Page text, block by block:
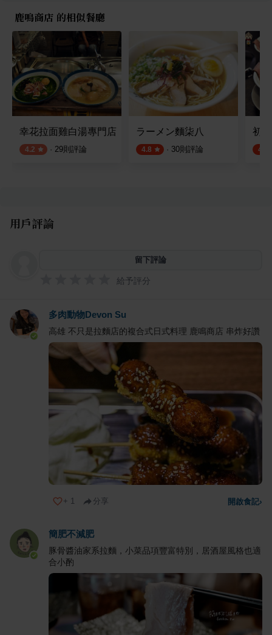
鹿鳴商店 的相似餐廳
幸花拉面雞白湯專門店
4.2 · 29則評論
ラーメン麵柒八
4.8 · 30則評論
初
4.8
用戶評論
留下評論
給予評分
多肉動物Devon Su
高雄 不只是拉麵店的複合式日式料理 鹿鳴商店 串炸好讚
+ 1 分享 開啟食記›
簡肥不減肥
豚骨醬油家系拉麵，小菜品項豐富特別，居酒屋風格也適
合小酌